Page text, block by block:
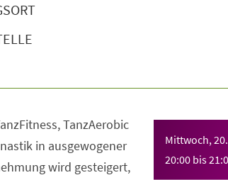
Mittwoch,
20:00 bis
TanzAerobic
in ausgewogener
wird gesteigert,